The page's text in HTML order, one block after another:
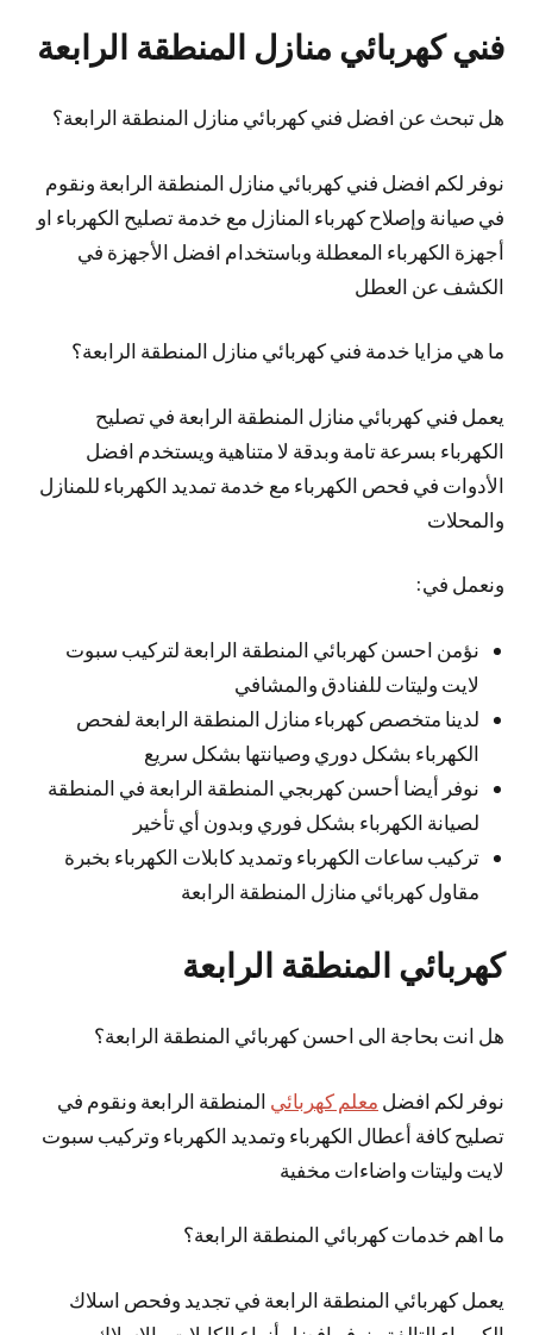
فني كهربائي منازل المنطقة الرابعة
هل تبحث عن افضل فني كهربائي منازل المنطقة الرابعة؟
نوفر لكم افضل فني كهربائي منازل المنطقة الرابعة ونقوم
في صيانة وإصلاح كهرباء المنازل مع خدمة تصليح الكهرباء او
أجهزة الكهرباء المعطلة وباستخدام افضل الأجهزة في
الكشف عن العطل
ما هي مزايا خدمة فني كهربائي منازل المنطقة الرابعة؟
يعمل فني كهربائي منازل المنطقة الرابعة في تصليح
الكهرباء بسرعة تامة وبدقة لا متناهية ويستخدم افضل
الأدوات في فحص الكهرباء مع خدمة تمديد الكهرباء للمنازل
والمحلات
ونعمل في:
نؤمن احسن كهربائي المنطقة الرابعة لتركيب سبوت
لايت وليتات للفنادق والمشافي
لدينا متخصص كهرباء منازل المنطقة الرابعة لفحص
الكهرباء بشكل دوري وصيانتها بشكل سريع
نوفر أيضا أحسن كهربجي المنطقة الرابعة في المنطقة
لصيانة الكهرباء بشكل فوري وبدون أي تأخير
تركيب ساعات الكهرباء وتمديد كابلات الكهرباء بخبرة
مقاول كهربائي منازل المنطقة الرابعة
كهربائي المنطقة الرابعة
هل انت بحاجة الى احسن كهربائي المنطقة الرابعة؟
نوفر لكم افضل معلم كهربائي المنطقة الرابعة ونقوم في
تصليح كافة أعطال الكهرباء وتمديد الكهرباء وتركيب سبوت
لايت وليتات واضاءات مخفية
ما اهم خدمات كهربائي المنطقة الرابعة؟
يعمل كهربائي المنطقة الرابعة في تجديد وفحص اسلاك